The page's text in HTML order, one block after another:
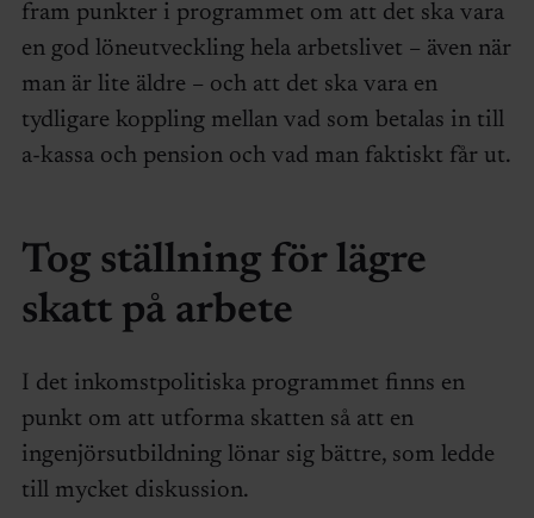
fram punkter i programmet om att det ska vara
en god löneutveckling hela arbetslivet – även när
man är lite äldre – och att det ska vara en
tydligare koppling mellan vad som betalas in till
a-kassa och pension och vad man faktiskt får ut.
Tog ställning för lägre
skatt på arbete
I det inkomstpolitiska programmet finns en
punkt om att utforma skatten så att en
ingenjörsutbildning lönar sig bättre, som ledde
till mycket diskussion.